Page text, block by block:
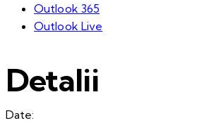
Outlook 365
Outlook Live
Detalii
Date: